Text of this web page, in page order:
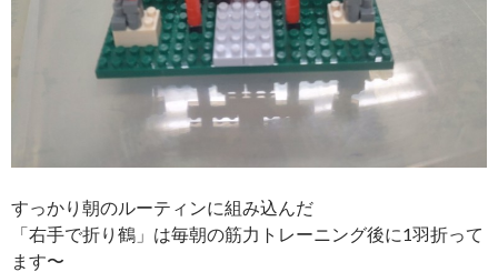
すっかり朝のルーティンに組み込んだ
「右手で折り鶴」は毎朝の筋力トレーニング後に1羽折って
ます〜